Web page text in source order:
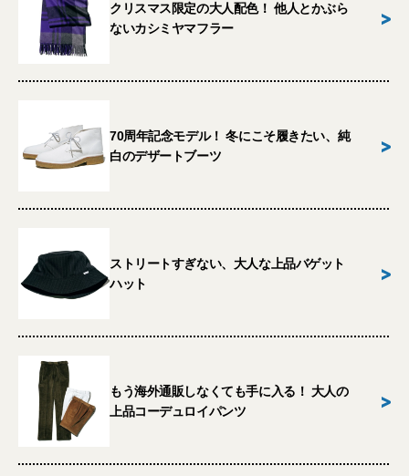
クリスマス限定の大人配色！ 他人とかぶら
ないカシミヤマフラー
>
70周年記念モデル！ 冬にこそ履きたい、純
白のデザートブーツ
>
ストリートすぎない、大人な上品バゲット
ハット
>
もう海外通販しなくても手に入る！ 大人の
上品コーデュロイパンツ
>